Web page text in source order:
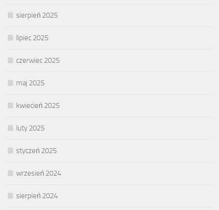
sierpień 2025
lipiec 2025
czerwiec 2025
maj 2025
kwiecień 2025
luty 2025
styczeń 2025
wrzesień 2024
sierpień 2024